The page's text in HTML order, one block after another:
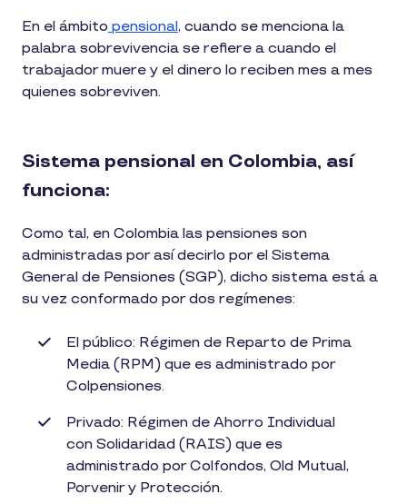
En el ámbito pensional, cuando se menciona la
palabra sobrevivencia se refiere a cuando el
trabajador muere y el dinero lo reciben mes a mes
quienes sobreviven.
Sistema pensional en Colombia, así
funciona:
Como tal, en Colombia las pensiones son
administradas por así decirlo por el Sistema
General de Pensiones (SGP), dicho sistema está a
su vez conformado por dos regímenes:
El público: Régimen de Reparto de Prima
Media (RPM) que es administrado por
Colpensiones.
Privado: Régimen de Ahorro Individual
con Solidaridad (RAIS) que es
administrado por Colfondos, Old Mutual,
Porvenir y Protección.